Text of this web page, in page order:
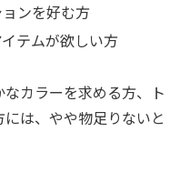
ンを好む方
テムが欲しい方
カラーを求める方、ト
は、やや物足りないと